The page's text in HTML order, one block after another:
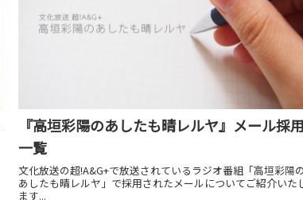
『高垣彩陽のあしたも晴レルヤ』メール採用
一覧
文化放送の超!A&G+で放送されているラジオ番組「高垣彩陽の
あしたも晴レルヤ」で採用されたメールについてご紹介いた
ます...